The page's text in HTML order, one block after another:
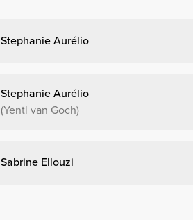
Stephanie Aurélio
Stephanie Aurélio
Yentl van Goch
Sabrine Ellouzi